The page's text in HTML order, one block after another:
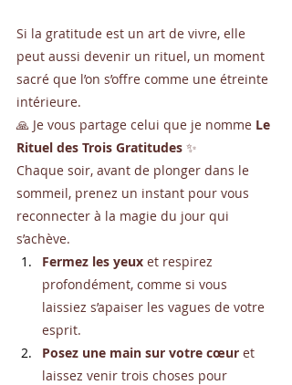
Si la gratitude est un art de vivre, elle
peut aussi devenir un rituel, un moment
sacré que l’on s’offre comme une étreinte
intérieure.
🙏 Je vous partage celui que je nomme Le
Rituel des Trois Gratitudes ✨
Chaque soir, avant de plonger dans le
sommeil, prenez un instant pour vous
reconnecter à la magie du jour qui
s’achève.
Fermez les yeux et respirez
profondément, comme si vous
laissiez s’apaiser les vagues de votre
esprit.
Posez une main sur votre cœur et
laissez venir trois choses pour